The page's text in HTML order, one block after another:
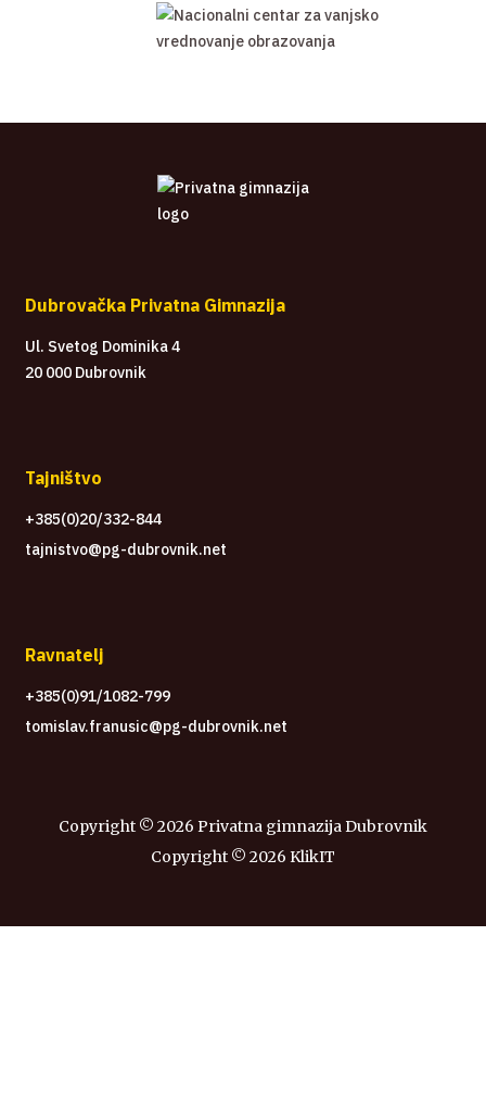
Dubrovačka Privatna Gimnazija
Ul. Svetog Dominika 4
20 000 Dubrovnik
Tajništvo
+385(0)20/332-844
tajnistvo@pg-dubrovnik.net
Ravnatelj
+385(0)91/1082-799
tomislav.franusic@pg-dubrovnik.net
Copyright © 2026 Privatna gimnazija Dubrovnik
Copyright © 2026 KlikIT